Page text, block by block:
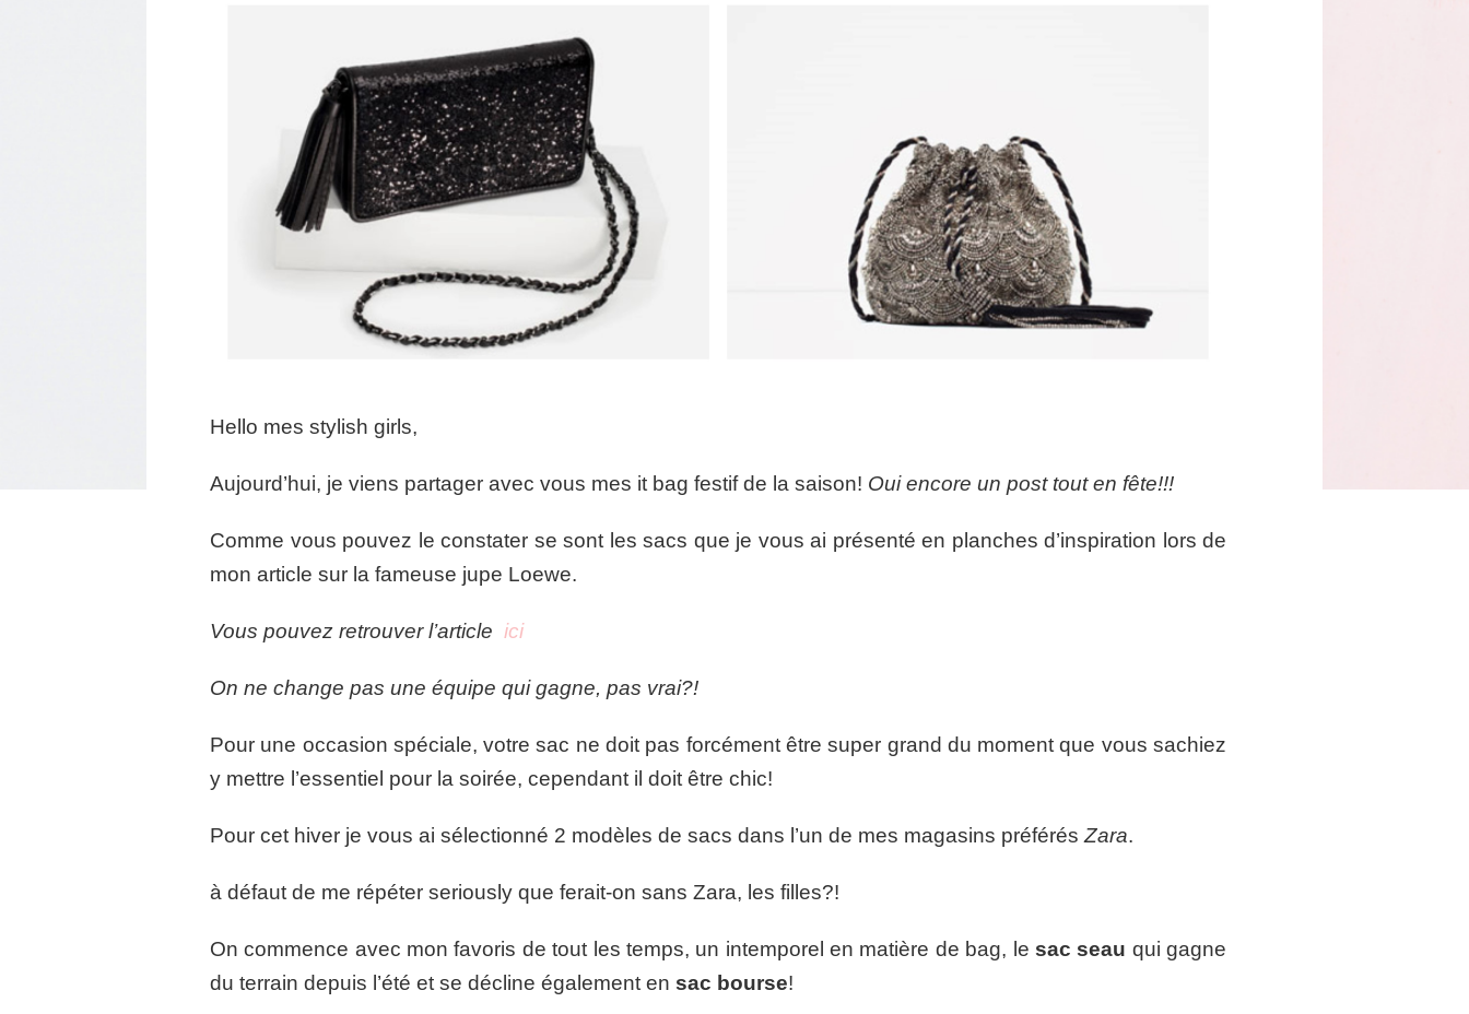
Hello mes stylish girls,
Aujourd’hui, je viens partager avec vous mes it bag festif de la saison! Oui encore un post tout en fête!!!
Comme vous pouvez le constater se sont les sacs que je vous ai présenté en planches d’inspiration lors de
mon article sur la fameuse jupe Loewe.
Vous pouvez retrouver l’article ici
On ne change pas une équipe qui gagne, pas vrai?!
Pour une occasion spéciale, votre sac ne doit pas forcément être super grand du moment que vous sachiez
y mettre l’essentiel pour la soirée, cependant il doit être chic!
Pour cet hiver je vous ai sélectionné 2 modèles de sacs dans l’un de mes magasins préférés Zara.
à défaut de me répéter seriously que ferait-on sans Zara, les filles?!
On commence avec mon favoris de tout les temps, un intemporel en matière de bag, le sac seau qui gagne
du terrain depuis l’été et se décline également en sac bourse!